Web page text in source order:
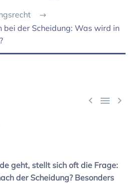
bei der Schei­dung: Was wird in
  
geht, stellt sich oft die Frage:
der Schei­dung? Beson­ders